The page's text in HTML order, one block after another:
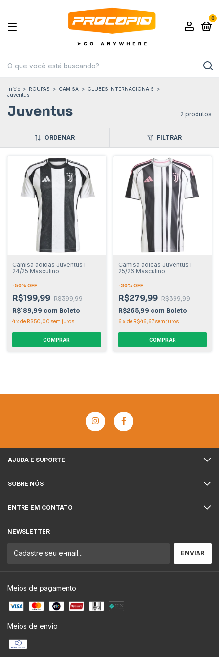
0
Início > ROUPAS > CAMISA > CLUBES INTERNACIONAIS
>
Juventus
Juventus 2 produtos
ORDENAR FILTRAR
Camisa adidas Juventus I
24/25 Masculino
-50% OFF
R$199,99 R$399,99
R$189,99 com Boleto
4x de R$50,00 sem juros
COMPRAR
Camisa adidas Juventus I
25/26 Masculino
-30% OFF
R$279,99 R$399,99
R$265,99 com Boleto
6 x de R$46,67 sem juros
COMPRAR
AJUDA E SUPORTE
SOBRE NÓS
ENTRE EM CONTATO
NEWSLETTER
Meios de pagamento
Meios de envio